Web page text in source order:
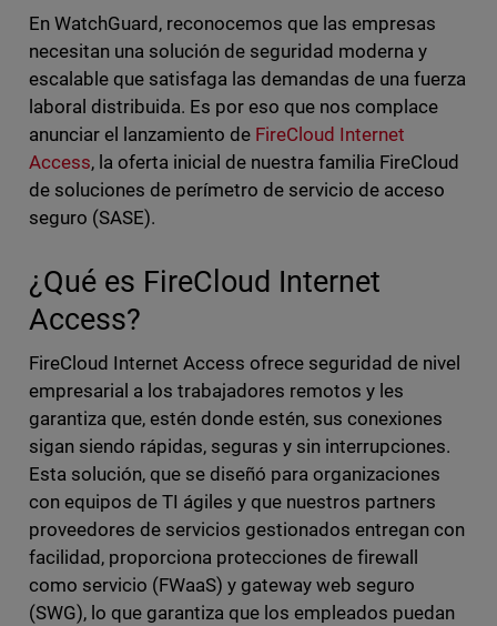
En WatchGuard, reconocemos que las empresas
necesitan una solución de seguridad moderna y
escalable que satisfaga las demandas de una fuerza
laboral distribuida. Es por eso que nos complace
anunciar el lanzamiento de FireCloud Internet
Access, la oferta inicial de nuestra familia FireCloud
de soluciones de perímetro de servicio de acceso
seguro (SASE).
¿Qué es FireCloud Internet
Access?
FireCloud Internet Access ofrece seguridad de nivel
empresarial a los trabajadores remotos y les
garantiza que, estén donde estén, sus conexiones
sigan siendo rápidas, seguras y sin interrupciones.
Esta solución, que se diseñó para organizaciones
con equipos de TI ágiles y que nuestros partners
proveedores de servicios gestionados entregan con
facilidad, proporciona protecciones de firewall
como servicio (FWaaS) y gateway web seguro
(SWG), lo que garantiza que los empleados puedan